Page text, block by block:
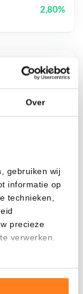
Over
gebruiken wij
informatie op
technieken,
precieze
verwerken.
2,80%